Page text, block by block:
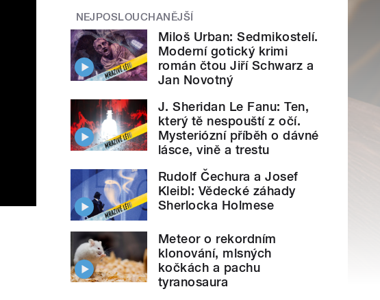
NEJPOSLOUCHANĚJŠÍ
Miloš Urban: Sedmikostelí.
Moderní gotický krimi
román čtou Jiří Schwarz a
Jan Novotný
J. Sheridan Le Fanu: Ten,
který tě nespouští z očí.
Mysteriózní příběh o dávné
lásce, vině a trestu
Rudolf Čechura a Josef
Kleibl: Vědecké záhady
Sherlocka Holmese
Meteor o rekordním
klonování, mlsných
kočkách a pachu
tyranosaura